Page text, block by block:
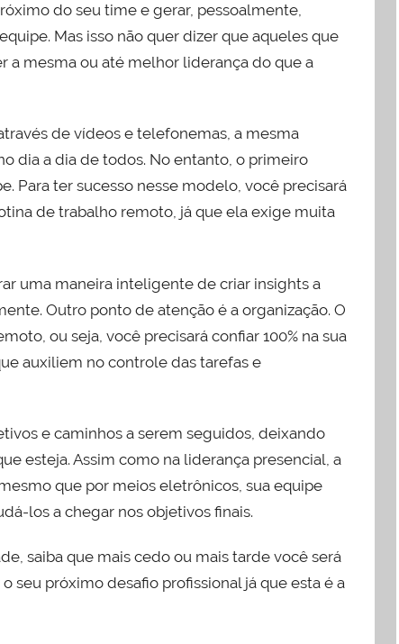
do seu time e gerar, pessoalmente,
Mas isso não quer dizer que aqueles que
a mesma ou até melhor liderança do que a
de vídeos e telefonemas, a mesma
dia a dia de todos. No entanto, o primeiro
Para ter sucesso nesse modelo, você precisará
de trabalho remoto, já que ela exige muita
uma maneira inteligente de criar insights a
Outro ponto de atenção é a organização. O
ou seja, você precisará confiar 100% na sua
auxiliem no controle das tarefas e
e caminhos a serem seguidos, deixando
esteja. Assim como na liderança presencial, a
que por meios eletrônicos, sua equipe
los a chegar nos objetivos finais.
saiba que mais cedo ou mais tarde você será
seu próximo desafio profissional já que esta é a